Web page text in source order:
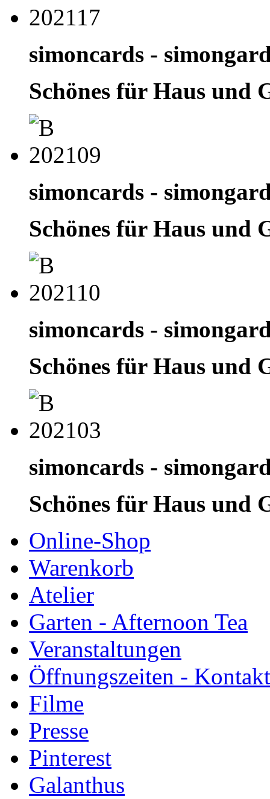
simoncards -
Schönes für Haus und
simoncards -
Schönes für Haus und
simoncards -
Schönes für Haus und
simoncards -
Schönes für Haus und
Online-Shop
Warenkorb
Atelier
Garten - Afternoon Tea
Veranstaltungen
Öffnungszeiten - Kontakt
Filme
Presse
Pinterest
Galanthus